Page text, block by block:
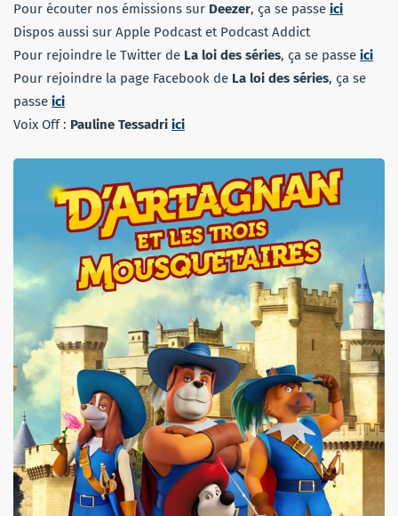
Pour écouter nos émissions sur Deezer, ça se passe ici
Dispos aussi sur Apple Podcast et Podcast Addict
Pour rejoindre le Twitter de La loi des séries, ça se passe ici
Pour rejoindre la page Facebook de La loi des séries, ça se
passe ici
Voix Off : Pauline Tessadri ici